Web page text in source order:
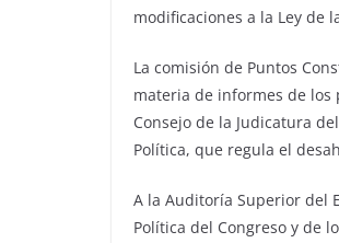
modificaciones a la Ley de
La comisión de Puntos
materia de informes de los
Consejo de la Judicatura
Política, que regula el
A la Auditoría Superior del
Política del Congreso y de